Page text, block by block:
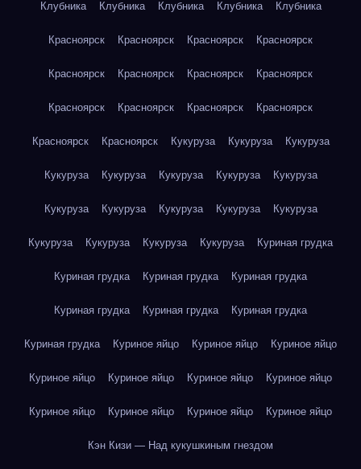
Клубника Клубника Клубника Клубника Клубника
Красноярск Красноярск Красноярск Красноярск
Красноярск Красноярск Красноярск Красноярск
Красноярск Красноярск Красноярск Красноярск
Красноярск Красноярск Кукуруза Кукуруза Кукуруза
Кукуруза Кукуруза Кукуруза Кукуруза Кукуруза
Кукуруза Кукуруза Кукуруза Кукуруза Кукуруза
Кукуруза Кукуруза Кукуруза Кукуруза Куриная грудка
Куриная грудка Куриная грудка Куриная грудка
Куриная грудка Куриная грудка Куриная грудка
Куриная грудка Куриное яйцо Куриное яйцо Куриное яйцо
Куриное яйцо Куриное яйцо Куриное яйцо Куриное яйцо
Куриное яйцо Куриное яйцо Куриное яйцо Куриное яйцо
Кэн Кизи — Над кукушкиным гнездом